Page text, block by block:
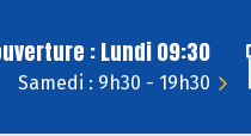
: Lundi 09:30
Samedi : 9h30 - 19h30